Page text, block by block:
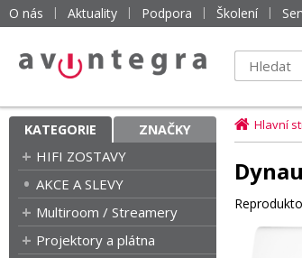
O nás Aktuality Podpora Školení
KATEGORIE ZNAČKY
HIFI ZOSTAVY
AKCE A SLEVY
Multiroom / Streamery
Projektory a plátna
Hlavní